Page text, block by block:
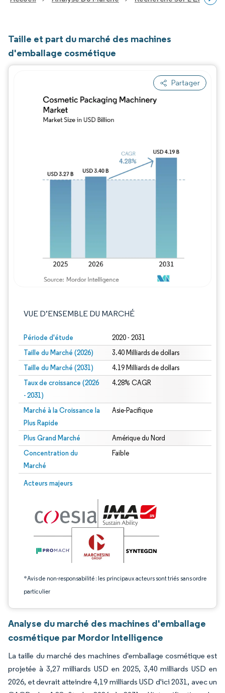
Taille et part du marché des machines
d'emballage cosmétique
Partager
VUE D’ENSEMBLE DU MARCHÉ
Période d'étude 2020 - 2031
Taille du Marché (2026) 3.40 Milliards de dollars
Taille du Marché (2031) 4.19 Milliards de dollars
Taux de croissance (2026
- 2031)
4.28% CAGR
Marché à la Croissance la
Plus Rapide
Asie-Pacifique
Plus Grand Marché Amérique du Nord
Concentration du
Marché
Faible
Acteurs majeurs
*Avis de non-responsabilité : les principaux acteurs sont triés sans ordre
particulier
Image © Mordor Intelligence. La réutilisation nécessite une attribution sous CC
Analyse du marché des machines d'emballage
cosmétique par Mordor Intelligence
La taille du marché des machines d'emballage cosmétique est
projetée à 3,27 milliards USD en 2025, 3,40 milliards USD en
2026, et devrait atteindre 4,19 milliards USD d'ici 2031, avec un